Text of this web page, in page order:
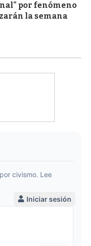
por fenómeno
la semana